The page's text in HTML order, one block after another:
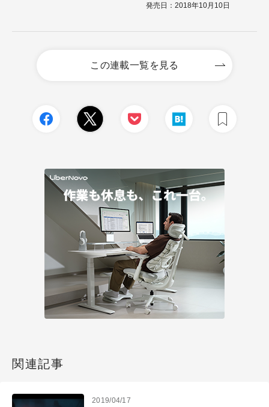
発売日：2018年10月10日
この連載一覧を見る
関連記事
2019/04/17